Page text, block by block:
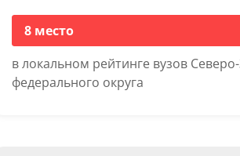
8 место
в локальном рейтинге вузов
федерального округа